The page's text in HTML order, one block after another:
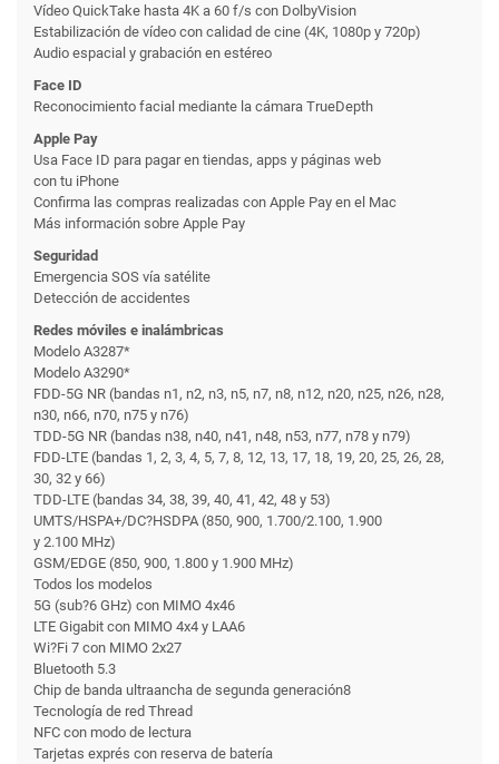
Vídeo QuickTake hasta 4K a 60 f/s con DolbyVision
Estabili­zación de vídeo con calidad de cine (4K, 1080p y 720p)
Audio espacial y grabación en estéreo
Face ID
Reconoci­miento facial mediante la cámara TrueDepth
Apple Pay
Usa Face ID para pagar en tiendas, apps y páginas web
con tu iPhone
Confirma las compras realizadas con Apple Pay en el Mac
Más información sobre Apple Pay
Seguridad
Emergencia SOS vía satélite
Detección de accidentes
Redes móviles e inalámbricas
Modelo A3287*
Modelo A3290*
FDD-5G NR (bandas n1, n2, n3, n5, n7, n8, n12, n20, n25, n26, n28,
n30, n66, n70, n75 y n76)
TDD-5G NR (bandas n38, n40, n41, n48, n53, n77, n78 y n79)
FDD-LTE (bandas 1, 2, 3, 4, 5, 7, 8, 12, 13, 17, 18, 19, 20, 25, 26, 28,
30, 32 y 66)
TDD-LTE (bandas 34, 38, 39, 40, 41, 42, 48 y 53)
UMTS/HSPA+/DC?HSDPA (850, 900, 1.700/2.100, 1.900
y 2.100 MHz)
GSM/EDGE (850, 900, 1.800 y 1.900 MHz)
Todos los modelos
5G (sub?6 GHz) con MIMO 4x46
LTE Gigabit con MIMO 4x4 y LAA6
Wi?Fi 7 con MIMO 2x27
Bluetooth 5.3
Chip de banda ultraancha de segunda generación8
Tecnología de red Thread
NFC con modo de lectura
Tarjetas exprés con reserva de batería